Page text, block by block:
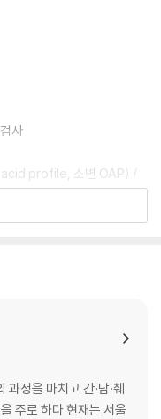
다.
길을 찾아가는 지름길임
기를 바라는 마음이 저자의
할 핵심임을 알려 주고 있
사
acid profile, 소변 OAP) /
food allergy test)
analysis, BIA)
정을 마치고 간·담·췌
주로 하다 현재는 서울